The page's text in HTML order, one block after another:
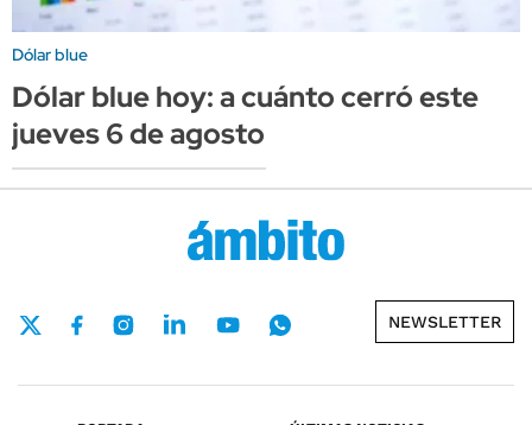
Dólar blue
Dólar blue hoy: a cuánto cerró este
jueves 6 de agosto
NEWSLETTER